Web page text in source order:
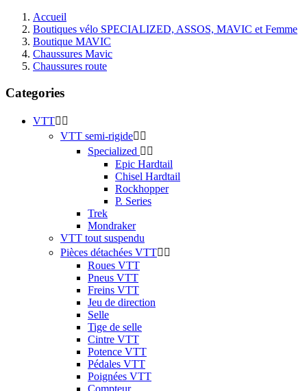
Accueil
Boutiques vélo SPECIALIZED, ASSOS, MAVIC et Femme
Boutique MAVIC
Chaussures Mavic
Chaussures route
Categories
VTT 
VTT semi-rigide 
Specialized  
Epic Hardtail
Chisel Hardtail
Rockhopper
P. Series
Trek
Mondraker
VTT tout suspendu
Pièces détachées VTT 
Roues VTT
Pneus VTT
Freins VTT
Jeu de direction
Selle
Tige de selle
Cintre VTT
Potence VTT
Pédales VTT
Poignées VTT